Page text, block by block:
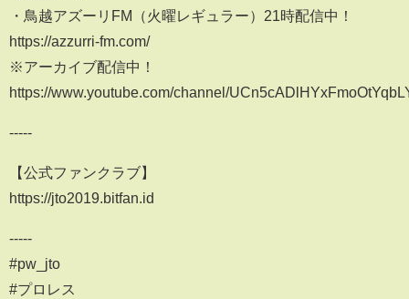
・鳥越アズーリFM（火曜レギュラー）21時配信中！
https://azzurri-fm.com/
※アーカイブ配信中！
https://www.youtube.com/channel/
-----
【公式ファンクラブ】
https://jto2019.bitfan.id
-----
#pw_jto
#プロレス